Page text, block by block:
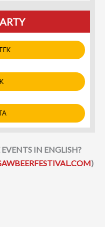
IN ENGLISH?
)